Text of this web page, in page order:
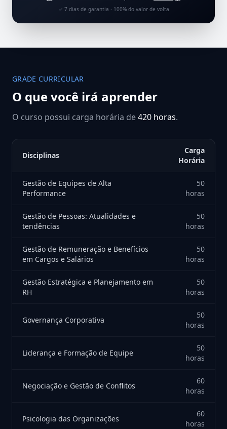
✓ 7 dias de garantia · 100% do valor de volta
GRADE CURRICULAR
O que você irá aprender
O curso possui carga horária de420 horas.
Disciplinas
Carga
Horária
Gestão de Equipes de Alta
Performance
50
horas
Gestão de Pessoas: Atualidades e
tendências
50
horas
Gestão de Remuneração e Benefícios
em Cargos e Salários
50
horas
Gestão Estratégica e Planejamento em
RH
50
horas
Governança Corporativa
50
horas
Liderança e Formação de Equipe
50
horas
Negociação e Gestão de Conflitos
60
horas
Psicologia das Organizações
60
horas